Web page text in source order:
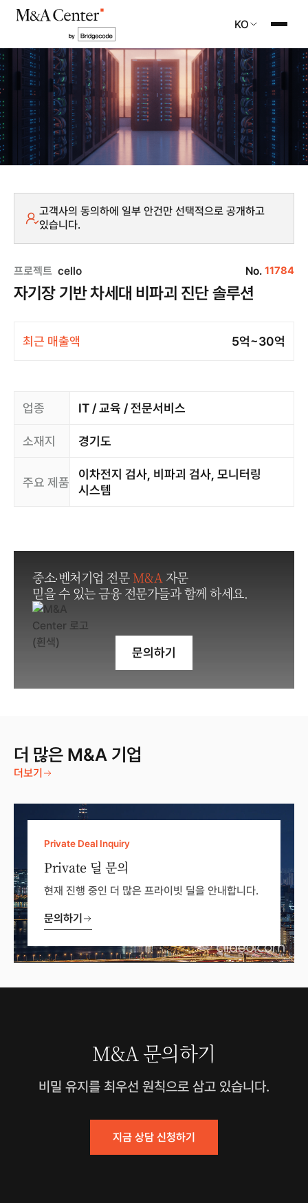
KO
고객사의 동의하에 일부 안건만 선택적으로 공개하고
있습니다.
프로젝트 cello No. 11784
자기장 기반 차세대 비파괴 진단 솔루션
최근 매출액 5억~30억
업종 IT / 교육 / 전문서비스
소재지 경기도
주요 제품
이차전지 검사, 비파괴 검사, 모니터링
시스템
중소·벤처기업 전문M&A 자문
믿을 수 있는 금융 전문가들과 함께 하세요.
문의하기
더 많은 M&A 기업
더보기
Private Deal Inquiry
Private 딜 문의
현재 진행 중인 더 많은 프라이빗 딜을 안내합니다.
문의하기
M&A 문의하기
비밀 유지를 최우선 원칙으로 삼고 있습니다.
지금 상담 신청하기